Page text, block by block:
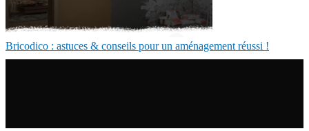
Bricodico : astuces & conseils pour un aménagement réussi !